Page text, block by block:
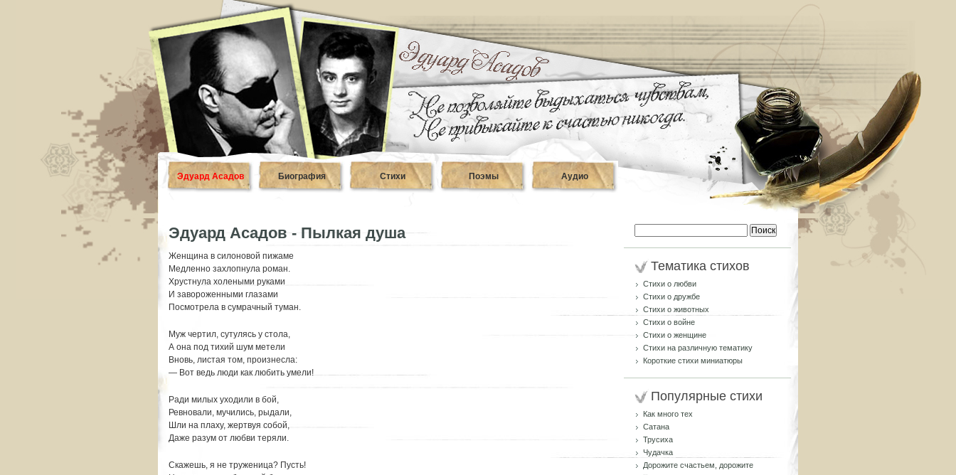
Эдуард Асадов Биография Стихи Поэмы Аудио
Эдуард Асадов - Пылкая душа
Женщина в силоновой пижаме
Медленно захлопнула роман.
Хрустнула холеными руками
И завороженными глазами
Посмотрела в сумрачный туман.
Муж чертил, сутулясь у стола,
А она под тихий шум метели
Вновь, листая том, произнесла:
— Вот ведь люди как любить умели!
Ради милых уходили в бой,
Ревновали, мучились, рыдали,
Шли на плаху, жертвуя собой,
Даже разум от любви теряли.
Скажешь, я не труженица? Пусть!
Тематика стихов
Стихи о любви
Стихи о дружбе
Стихи о животных
Стихи о войне
Стихи о женщине
Стихи на различную тематику
Короткие стихи миниатюры
Популярные стихи
Как много тех
Сатана
Трусиха
Чудачка
Дорожите счастьем, дорожите